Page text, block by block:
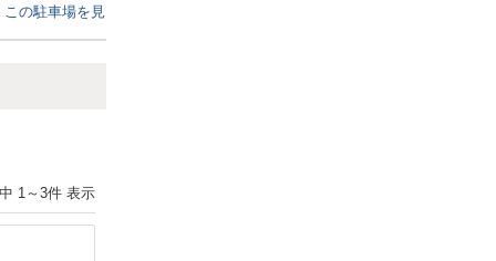
も嬉しかったです。また
この駐車場を見る
1 ～ 3件 表示